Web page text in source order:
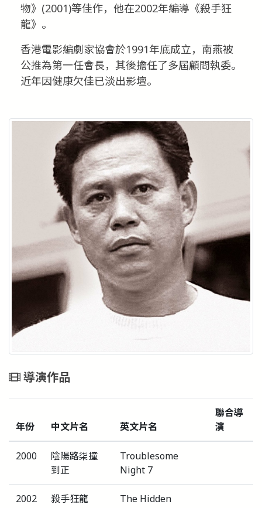
物》(2001)等佳作，他在2002年編導《殺手狂
龍》。
香港電影編劇家協會於1991年底成立，南燕被
公推為第一任會長，其後擔任了多屆顧問執委。
近年因健康欠佳已淡出影壇。
導演作品
年份 中文片名 英文片名
聯合導
演
2000
陰陽路柒撞
到正
Troublesome
Night 7
2002 殺手狂龍
The Hidden